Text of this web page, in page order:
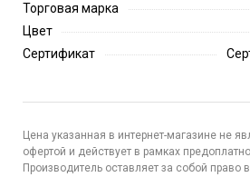
Торговая марка
Цвет
Сертификат
Цена указанная в интернет-магазине не
офертой и действует в рамках
Производитель оставляет за собой право